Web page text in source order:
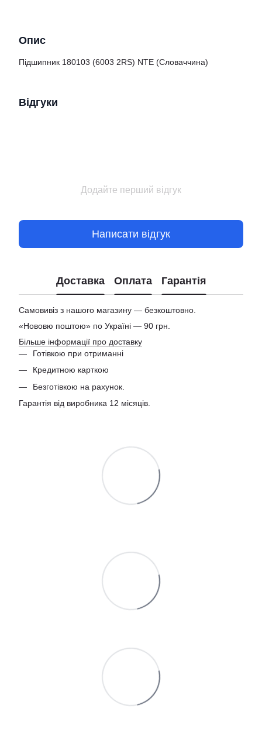
Опис
Підшипник 180103 (6003 2RS) NTE (Словаччина)
Відгуки
Додайте перший відгук
Написати відгук
Доставка Оплата Гарантія
Самовивіз з нашого магазину — безкоштовно.
«Нововю поштою» по Україні — 90 грн.
Більше інформації про доставку
Готівкою при отриманні
Кредитною карткою
Безготівкою на рахунок.
Гарантія від виробника 12 місяців.